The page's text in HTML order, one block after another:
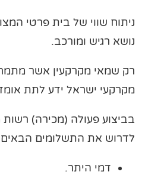
ניתוח שווי של בית פרטי
נושא רגיש ומורכב.
רק שמאי מקרקעין אשר
מקרקעי ישראל ידע לתת
בביצוע פעולה (מכירה) רשות
לדרוש את התשלומים
דמי היתר.